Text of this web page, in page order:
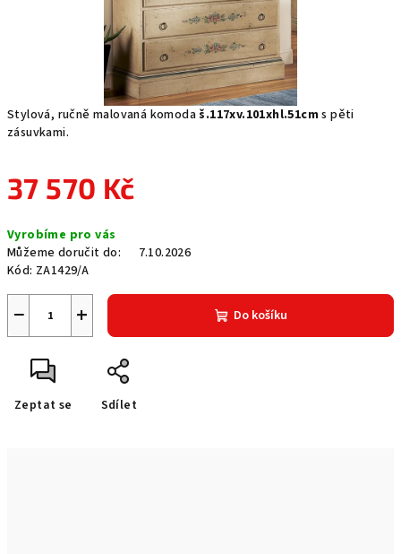
Stylová, ručně malovaná komodaš.117xv.101xhl.51cm s pěti
zásuvkami.
37 570 Kč
cena:
Vyrobíme pro vás
Můžeme doručit do:
7.10.2026
Kód: ZA1429/A
+
− Do košíku
Zeptat se Sdílet